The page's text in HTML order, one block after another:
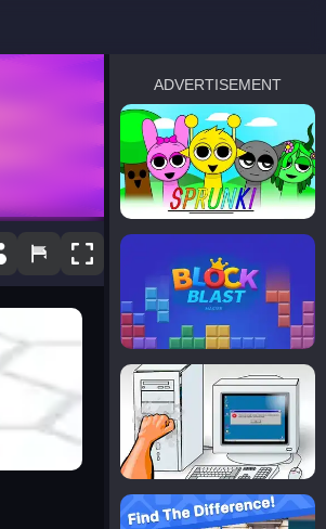
ADVERTISEMENT
sprunki
Blocky Blast!
smash it
notice the difference